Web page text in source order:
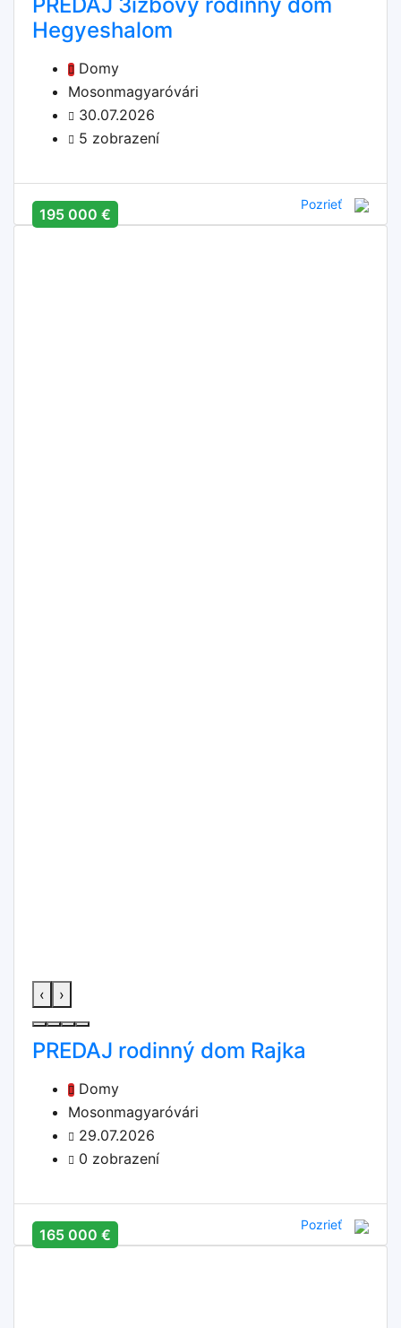
195 000 €
Hegyeshalom
Domy
Mosonmagyaróvári
30.07.2026
5 zobrazení
Pozrieť
‹ ›
165 000 €
PREDAJ rodinný dom Rajka
Domy
Mosonmagyaróvári
29.07.2026
0 zobrazení
Pozrieť